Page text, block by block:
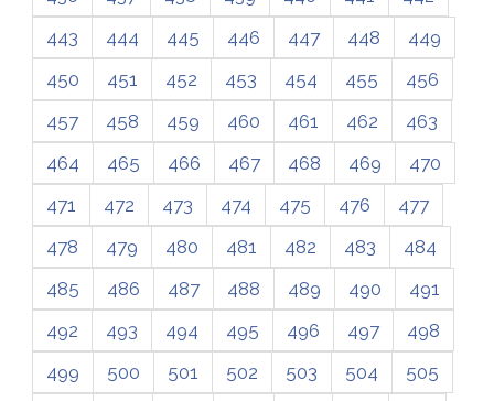
443
444 445 446 447 448
449
450
451 452 453 454 455
456
457
458 459 460 461 462
463
464
465 466 467 468 469
470
471
472 473 474 475 476
477
478
479 480 481 482 483
484
485
486 487 488 489 490
491
492
493 494 495 496 497
498
499
500 501 502 503 504
505